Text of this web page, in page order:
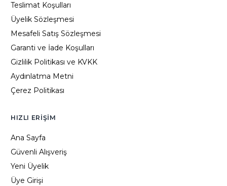
Teslimat Koşulları
Üyelik Sözleşmesi
Mesafeli Satış Sözleşmesi
Garanti ve İade Koşulları
Gizlilik Politikası ve KVKK
Aydınlatma Metni
Çerez Politikası
HIZLI ERIŞIM
Ana Sayfa
Güvenli Alışveriş
Yeni Üyelik
Üye Girişi